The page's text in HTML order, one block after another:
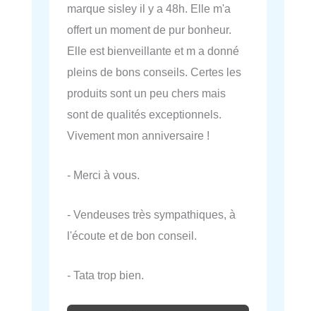
marque sisley il y a 48h. Elle m'a
offert un moment de pur bonheur.
Elle est bienveillante et m a donné
pleins de bons conseils. Certes les
produits sont un peu chers mais
sont de qualités exceptionnels.
Vivement mon anniversaire !
- Merci à vous.
- Vendeuses très sympathiques, à
l'écoute et de bon conseil.
- Tata trop bien.